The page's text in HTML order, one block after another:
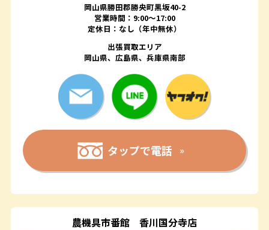
岡山県勝田郡勝央町黒坂40-2
営業時間：9:00～17:00
定休日：なし（年中無休）
出張買取エリア
岡山県、広島県、兵庫県南部
タップで電話
農機具市番館 香川国分寺店